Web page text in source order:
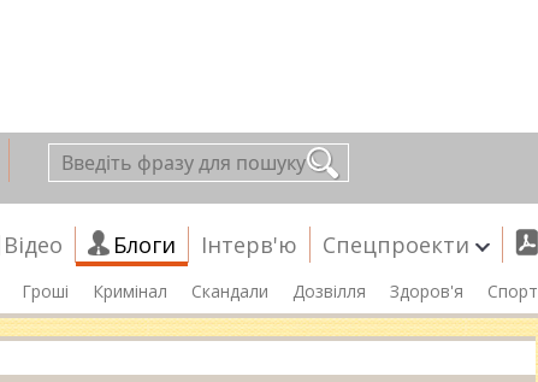
Відео Блоги Інтерв'ю Спецпроекти
Гроші Кримінал Скандали Дозвілля Здоров'я Спорт